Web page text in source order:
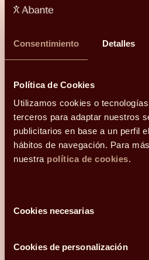
Consentimiento Detalles
Política de Cookies
Utilizamos cookies o
terceros para adaptar nuestros
publicitarios en base a un perfil
hábitos de navegación. Para
nuestra política de cookies.
deCookies necesarias
Cookies de personalización
claridad.
es
contactarme en el teléfono
.
Acepto recibir comunicaciones